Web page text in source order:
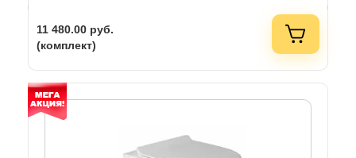
11 480.00 руб.
(комплект)